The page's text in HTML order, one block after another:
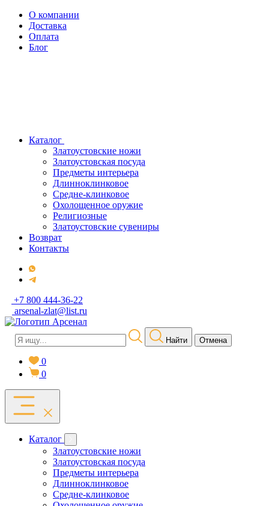
О компании
Доставка
Оплата
Блог
Каталог
Златоустовские ножи
Златоустовская посуда
Предметы интерьера
Длинноклинковое
Средне-клинковое
Охолощенное оружие
Религиозные
Златоустовские сувениры
Возврат
Контакты
+7 800 444-36-22
arsenal-zlat@list.ru
Найти Отмена
0
0
Каталог
Златоустовские ножи
Златоустовская посуда
Предметы интерьера
Длинноклинковое
Средне-клинковое